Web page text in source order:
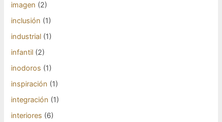
imagen (2)
inclusión (1)
industrial (1)
infantil (2)
inodoros (1)
inspiración (1)
integración (1)
interiores (6)